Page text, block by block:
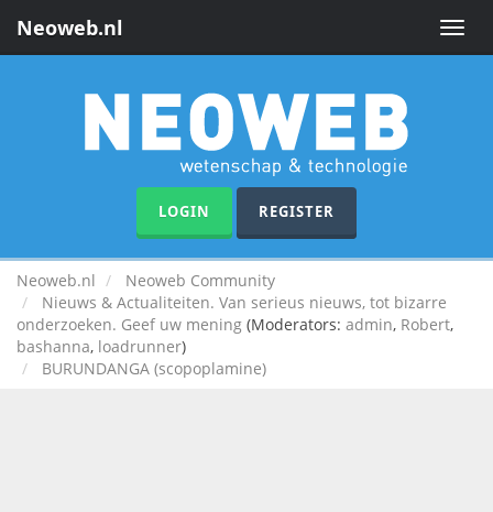
Toggle
Neoweb.nl
LOGIN REGISTER
Neoweb.nl
Neoweb Community
Nieuws & Actualiteiten. Van serieus nieuws, tot bizarre
onderzoeken. Geef uw mening (Moderators: admin, Robert,
bashanna, loadrunner)
BURUNDANGA (scopoplamine)